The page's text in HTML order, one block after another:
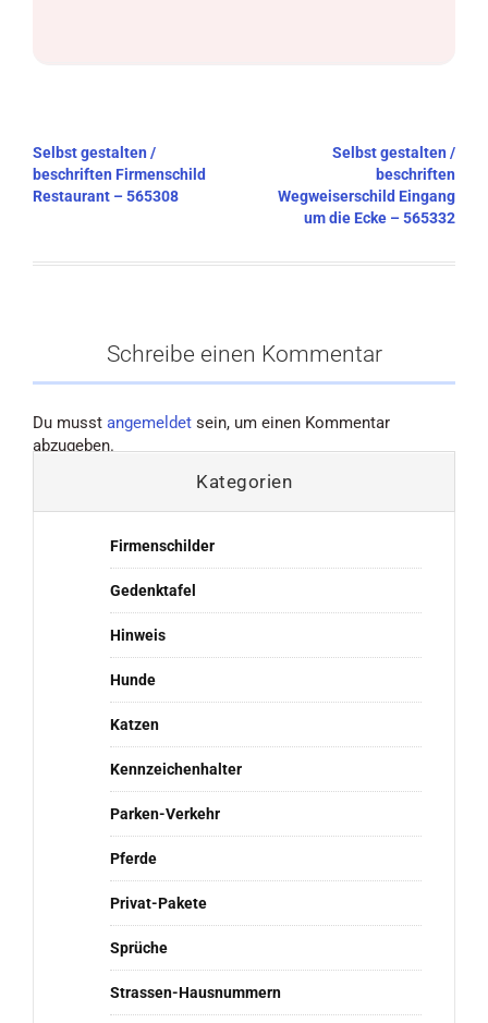
Beitragsnavigation
Selbst gestalten /
beschriften Firmenschild
Restaurant – 565308
Selbst gestalten /
beschriften
Wegweiserschild Eingang
um die Ecke – 565332
Schreibe einen Kommentar
Du musst angemeldet sein, um einen Kommentar
abzugeben.
Kategorien
Firmenschilder
Gedenktafel
Hinweis
Hunde
Katzen
Kennzeichenhalter
Parken-Verkehr
Pferde
Privat-Pakete
Sprüche
Strassen-Hausnummern